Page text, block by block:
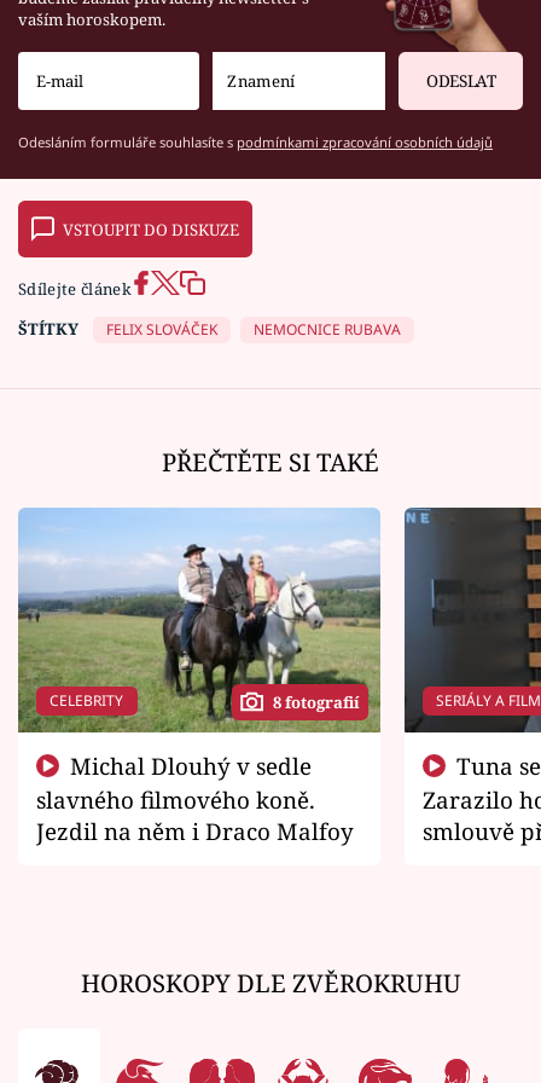
vaším horoskopem.
ODESLAT
Odesláním formuláře souhlasíte s podmínkami zpracování osobních údajů
VSTOUPIT DO DISKUZE
Sdílejte článek
ŠTÍTKY
FELIX SLOVÁČEK NEMOCNICE RUBAVA
PŘEČTĚTE SI TAKÉ
CELEBRITY 8 fotografií
slavného filmového koně.
Jezdil na něm i Draco Malfoy
SERIÁLY A
Zarazilo
smlouvě
HOROSKOPY DLE ZVĚROKRUHU